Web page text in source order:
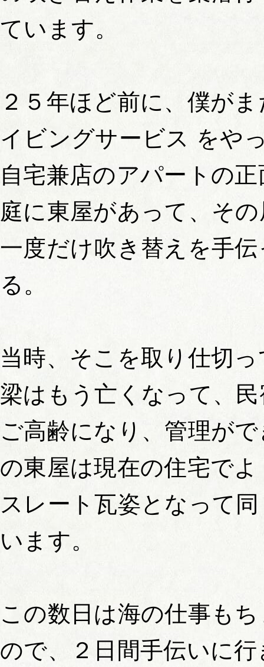
ています。
２５年ほど前に、僕が
イビングサービス をや
自宅兼店のアパートの
庭に東屋があって、そ
一度だけ吹き替えを手
る。
当時、そこを取り仕切
梁はもう亡くなって、
ご高齢になり、管理が
の東屋は現在の住宅で
スレート瓦姿となって
います。
この数日は海の仕事も
ので、２日間手伝いに